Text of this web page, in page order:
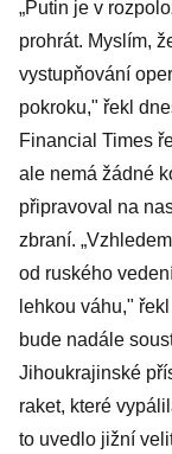
„Putin je v
prohrát. Myslím,
vystupňování
pokroku," řekl
Financial Times
ale nemá žádné
připravoval na
zbraní.
od ruského
lehkou váhu,"
bude nadále
Jihoukrajinské
raket, které
to uvedlo jižní